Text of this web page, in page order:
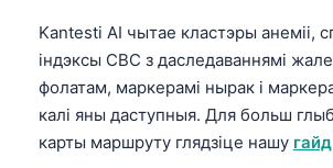
Kantesti AI чытае кластэры анеміі,
індэксы CBC з даследаваннямі
фолатам, маркерамі нырак і
калі яны даступныя. Для больш
карты маршруту глядзіце нашу